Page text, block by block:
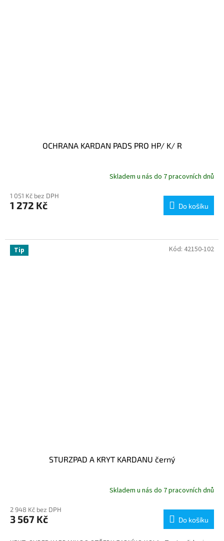
OCHRANA KARDAN PADS PRO HP/ K/ R
Skladem u nás do 7 pracovních dnů
1 051 Kč bez DPH
1 272 Kč Do košíku
Tip
STURZPAD A KRYT KARDANU černý
Skladem u nás do 7 pracovních dnů
2 948 Kč bez DPH
3 567 Kč Do košíku
Kód: 42150-102